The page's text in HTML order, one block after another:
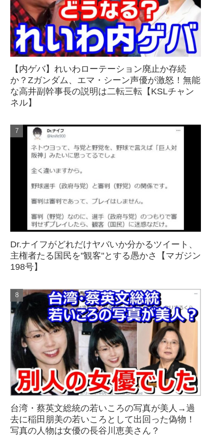
【内ゲバ】れいわローテーション廃止か存続
か？Zガンダム、エマ・シーン声優が激怒！無能
な高井副幹事長の説明は二転三転【KSLチャン
ネル】
Dr.ナイフがどれだけヤバいか分かるツイート、
主権者たる国民を"観客"とする愚かさ【マガジン
198号】
台湾・蔡英文総統の若いころの写真が美人→過
去に稲田朋美の若いころとして出回った偽物！
写真の人物は女優の長谷川恵美さん？